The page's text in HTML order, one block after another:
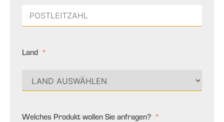
Land
Welches Produkt wollen Sie anfragen?